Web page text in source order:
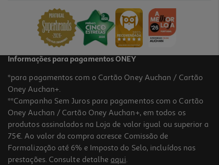
Informações para pagamentos ONEY
*para pagamentos com o Cartão Oney Auchan / Cartão
Oney Auchan+.
**Campanha Sem Juros para pagamentos com o Cartão
Oney Auchan / Cartão Oney Auchan+, em todos os
produtos assinalados na Loja de valor igual ou superior a
75€. Ao valor da compra acresce Comissão de
Formalização até 6% e Imposto do Selo, incluídos nas
prestações. Consulte detalhe aqui.